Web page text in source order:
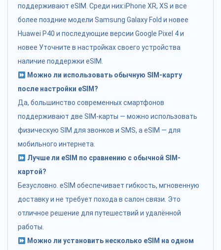
поддерживают eSIM. Среди них:iPhone XR, XS и все
более поздние модели Samsung Galaxy Fold и новее
Huawei P40 и последующие версии Google Pixel 4 и
новее Уточните в настройках своего устройства
наличие поддержки eSIM.
Можно ли использовать обычную SIM-карту
после настройки eSIM?
Да, большинство современных смартфонов
поддерживают две SIM-карты — можно использовать
физическую SIM для звонков и SMS, а eSIM — для
мобильного интернета.
Лучше ли eSIM по сравнению с обычной SIM-
картой?
Безусловно. eSIM обеспечивает гибкость, мгновенную
доставку и не требует похода в салон связи. Это
отличное решение для путешествий и удалённой
работы.
Можно ли установить несколько eSIM на одном